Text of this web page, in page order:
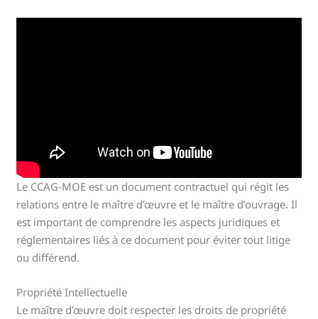
Le CCAG-MOE est un document contractuel qui régit les
relations entre le maître d’œuvre et le maître d’ouvrage. Il
est important de comprendre les aspects juridiques et
réglementaires liés à ce document pour éviter tout litige
ou différend.
Propriété Intellectuelle
Le maître d’œuvre doit respecter les droits de propriété